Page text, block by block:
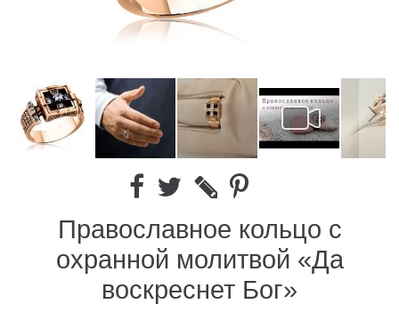
Православное кольцо с
охранной молитвой «Да
воскреснет Бог»